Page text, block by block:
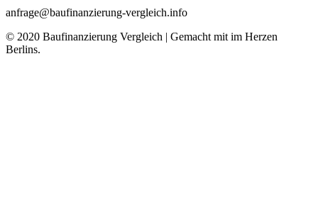
anfrage@baufinanzierung-vergleich.info
© 2020 Baufinanzierung Vergleich | Gemacht mit im Herzen
Berlins.